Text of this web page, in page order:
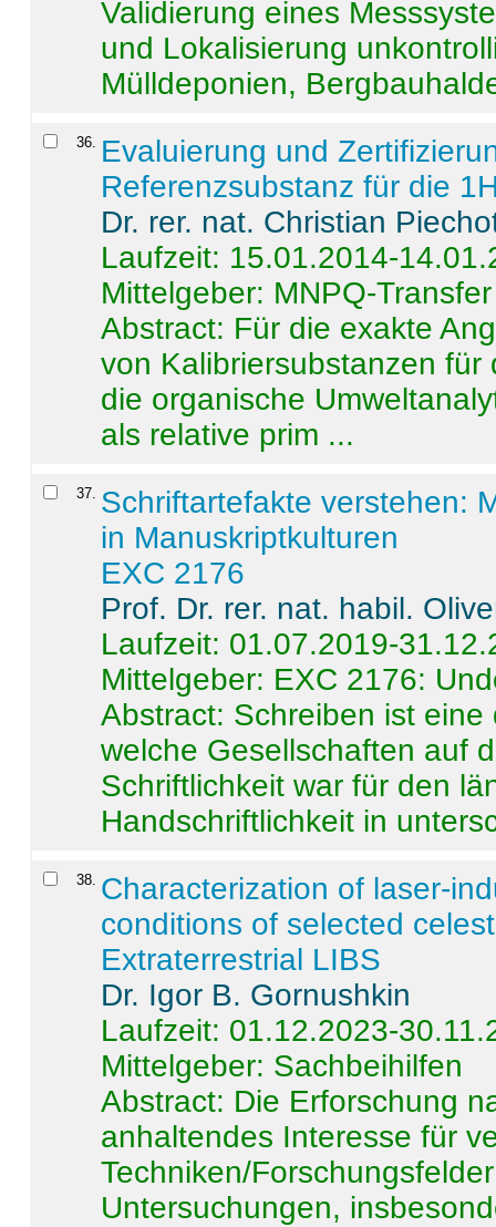
Validierung eines
und Lokalisierung
Mülldeponien,
36. Evaluierung und
Referenzsubstanz für die
Dr. rer. nat. Christian
Laufzeit: 15.01.2014-
Mittelgeber: MNPQ-Transfer
Abstract: Für die exakte
von Kalibriersubstanzen
die organische
als relative prim ...
37. Schriftartefakte verstehen:
in Manuskriptkulturen
EXC 2176
Prof. Dr. rer. nat. habil.
Laufzeit: 01.07.2019-
Mittelgeber: EXC 2176:
Abstract: Schreiben ist
welche Gesellschaften auf
Schriftlichkeit war für den
Handschriftlichkeit in
38. Characterization of laser-
conditions of selected
Extraterrestrial LIBS
Dr. Igor B. Gornushkin
Laufzeit: 01.12.2023-
Mittelgeber: Sachbeihilfen
Abstract: Die Erforschung
anhaltendes Interesse für
Techniken/
Untersuchungen,